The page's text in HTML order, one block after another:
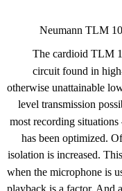
The cardioid TLM
circuit found in
otherwise unattainable
level transmission
most recording
has been optimized.
isolation is increased.
when the microphone is
playback is a factor. And